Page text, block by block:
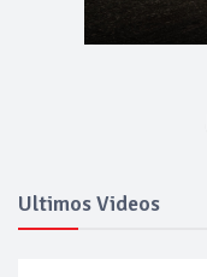
Ultimos Videos